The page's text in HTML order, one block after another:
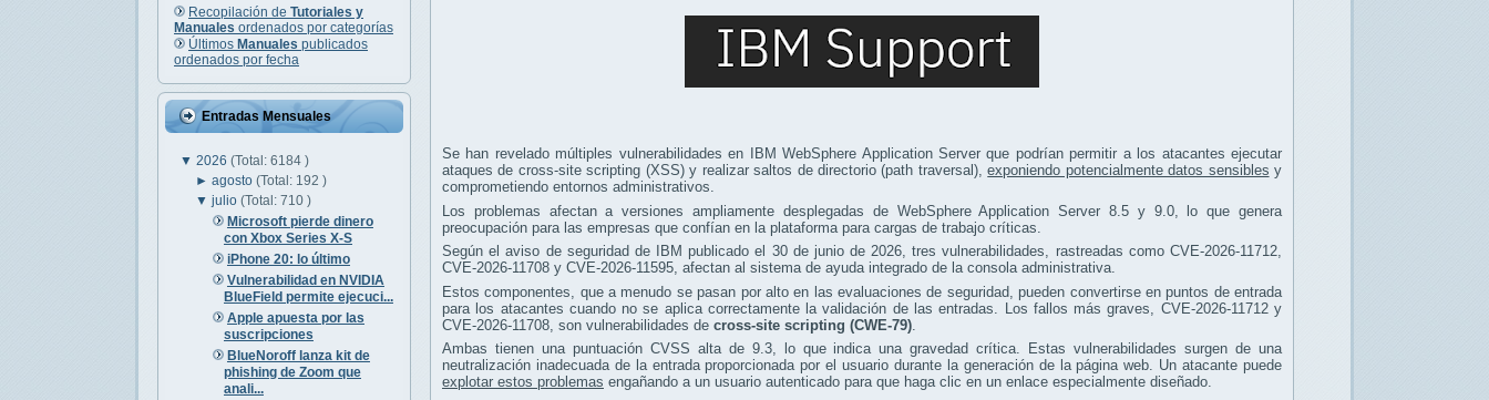
Recopilación de Tutoriales y
Manuales ordenados por categorías
Últimos Manuales publicados
ordenados por fecha
Entradas Mensuales
▼ 2026 (Total: 6184 )
►agosto(Total: 192 )
▼julio(Total: 710 )
Microsoft pierde dinero
con Xbox Series X-S
iPhone 20: lo último
Vulnerabilidad en NVIDIA
BlueField permite ejecuci...
Apple apuesta por las
suscripciones
BlueNoroff lanza kit de
phishing de Zoom que
anali...
Se han revelado múltiples vulnerabilidades en IBM WebSphere Application Server que podrían permitir a los atacantes ejecutar
ataques de cross-site scripting (XSS) y realizar saltos de directorio (path traversal),exponiendo potencialmente datos sensibles y
comprometiendo entornos administrativos.
Los problemas afectan a versiones ampliamente desplegadas de WebSphere Application Server 8.5 y 9.0, lo que genera
preocupación para las empresas que confían en la plataforma para cargas de trabajo críticas.
Según el aviso de seguridad de IBM publicado el 30 de junio de 2026, tres vulnerabilidades, rastreadas como CVE-2026-11712,
CVE-2026-11708 y CVE-2026-11595, afectan al sistema de ayuda integrado de la consola administrativa.
Estos componentes, que a menudo se pasan por alto en las evaluaciones de seguridad, pueden convertirse en puntos de entrada
para los atacantes cuando no se aplica correctamente la validación de las entradas. Los fallos más graves, CVE-2026-11712 y
CVE-2026-11708, son vulnerabilidades de cross-site scripting (CWE-79)
Ambas tienen una puntuación CVSS alta de 9.3, lo que indica una gravedad crítica. Estas vulnerabilidades surgen de una
neutralización inadecuada de la entrada proporcionada por el usuario durante la generación de la página web. Un atacante puede
explotar estos problemas engañando a un usuario autenticado para que haga clic en un enlace especialmente diseñado.